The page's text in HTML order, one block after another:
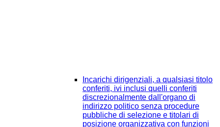
Incarichi dirigenziali, a qualsiasi titolo
conferiti, ivi inclusi quelli conferiti
discrezionalmente dall'organo di
indirizzo politico senza procedure
pubbliche di selezione e titolari di
posizione organizzativa con funzioni